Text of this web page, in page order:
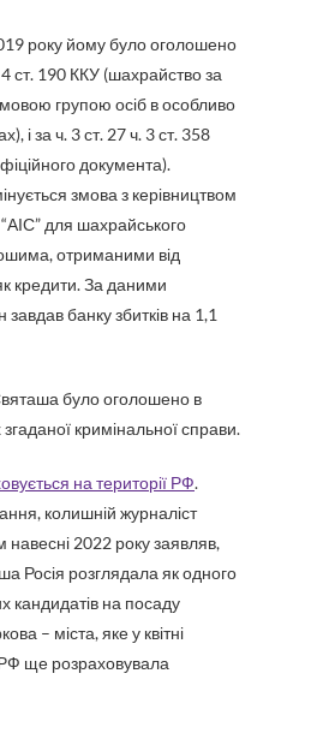
року йому було оголошено
4 ст. 190 ККУ (шахрайство за
групою осіб в особливо
і за ч. 3 ст. 27 ч. 3 ст. 358
документа).
змова з керівництвом
для шахрайського
отриманими від
кредити. За даними
завдав банку збитків на 1,1
було оголошено в
кримінальної справи.
на території РФ.
колишній журналіст
2022 року заявляв,
Росія розглядала як одного
кандидатів на посаду
– міста, яке у квітні
ще розраховувала